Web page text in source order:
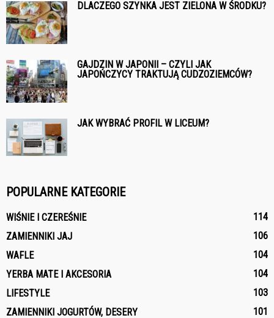
DLACZEGO SZYNKA JEST ZIELONA W ŚRODKU?
GAJDZIN W JAPONII – CZYLI JAK
JAPOŃCZYCY TRAKTUJĄ CUDZOZIEMCÓW?
JAK WYBRAĆ PROFIL W LICEUM?
POPULARNE KATEGORIE
WIŚNIE I CZEREŚNIE
114
ZAMIENNIKI JAJ
106
WAFLE
104
YERBA MATE I AKCESORIA
104
LIFESTYLE
103
ZAMIENNIKI JOGURTÓW, DESERY
101